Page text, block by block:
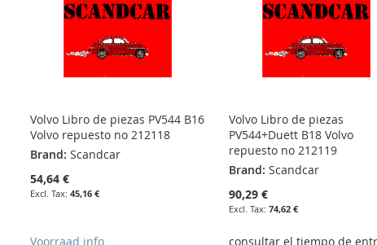
Volvo Libro de piezas PV544 B16
Volvo repuesto no 212118
Brand: Scandcar
54,64 €
45,16 €
Voorraad info
Volvo Libro de piezas
PV544+Duett B18 Volvo
repuesto no 212119
Brand: Scandcar
90,29 €
74,62 €
consultar el tiempo de